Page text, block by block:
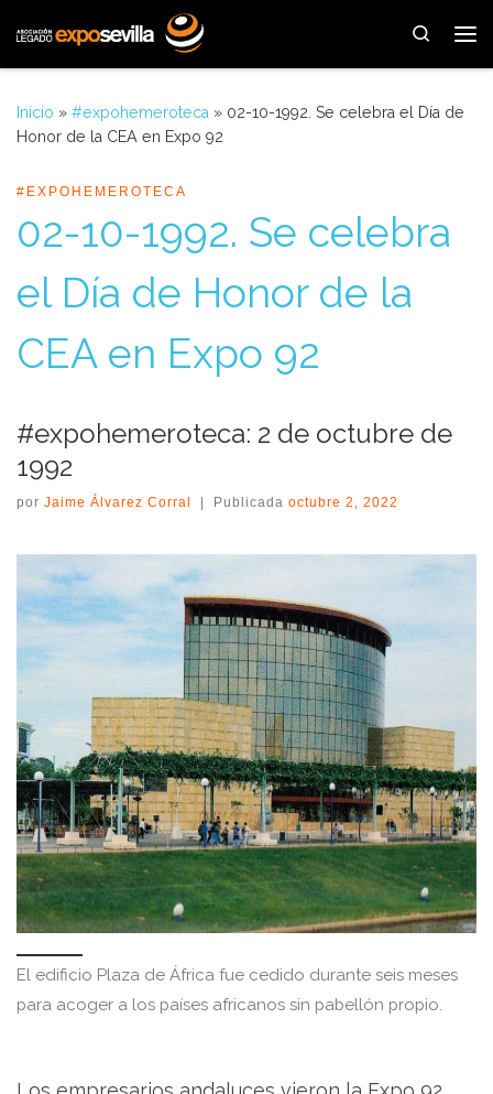
Saltar al contenido
Search
Inicio » #expohemeroteca » 02-10-1992. Se celebra el Día de
Honor de la CEA en Expo 92
#EXPOHEMEROTECA
02-10-1992. Se celebra
el Día de Honor de la
CEA en Expo 92
#expohemeroteca: 2 de octubre de
1992
por Jaime Álvarez Corral Publicada octubre 2, 2022
El edificio Plaza de África fue cedido durante seis meses
para acoger a los países africanos sin pabellón propio.